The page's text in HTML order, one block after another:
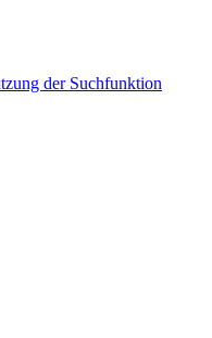
der Suchfunktion